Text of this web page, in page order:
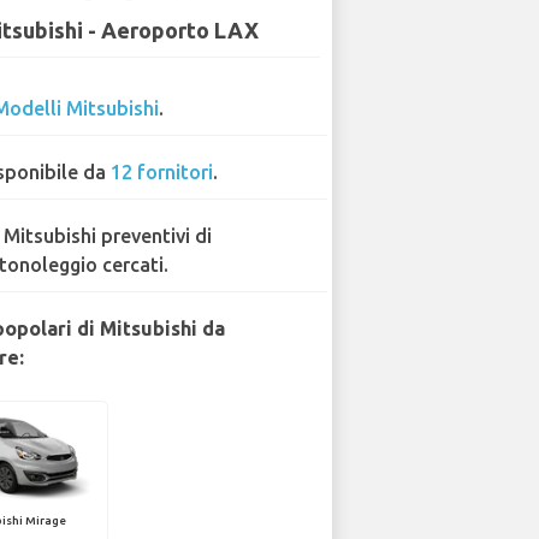
- Aeroporto LAX
Mitsubishi.
da 12 fornitori.
Mitsubishi preventivi di
cercati.
di Mitsubishi da
Mirage